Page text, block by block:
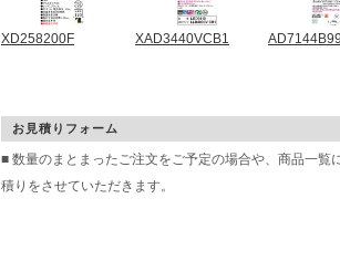
XD258200F XAD3440VCB1 AD7144B99
お見積りフォーム
■ 数量のまとまったご注文をご予定の場合や、商品一覧
積りをさせていただきます。